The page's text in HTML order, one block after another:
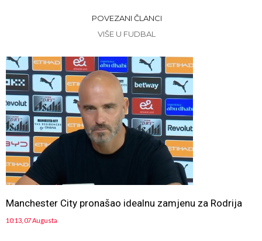
POVEZANI ČLANCI
VIŠE U FUDBAL
Manchester City pronašao idealnu zamjenu za Rodrija
10:13, 07 Augusta